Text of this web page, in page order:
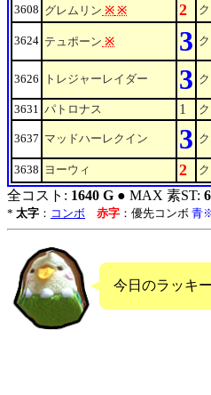
3608 グレムリン ※ ※ 2
3624 テュポーン ※ 3
3626 トレジャーレイダー 3
3631 パトロナス 1
3637 マッドハーレクイン 3
3638 ヨーウィ 2
全コスト: 1640 G ● MAX 素ST:
* 太字 ： コンボ 赤字 ：優先コンボ 青
今日のラッキ